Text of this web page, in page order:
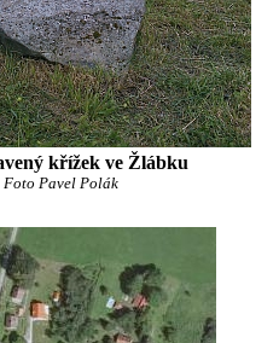
křížek ve Žlábku
Foto Pavel Polák